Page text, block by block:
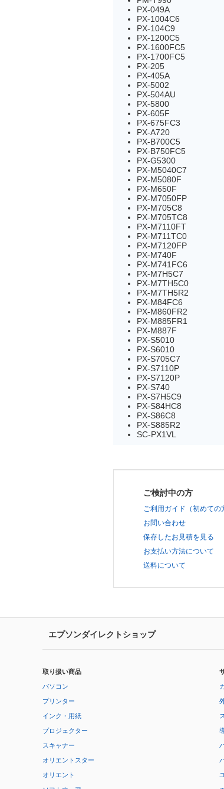
PX-049A
PX-1004C6
PX-104C9
PX-1200C5
PX-1600FC5
PX-1700FC5
PX-205
PX-405A
PX-5002
PX-504AU
PX-5800
PX-605F
PX-675FC3
PX-A720
PX-B700C5
PX-B750FC5
PX-G5300
PX-M5040C7
PX-M5080F
PX-M650F
PX-M7050FP
PX-M705C8
PX-M705TC8
PX-M7110FT
PX-M711TC0
PX-M7120FP
PX-M740F
PX-M741FC6
PX-M7H5C7
PX-M7TH5C0
PX-M7TH5R2
PX-M84FC6
PX-M860FR2
PX-M885FR1
PX-M887F
PX-S5010
PX-S6010
PX-S705C7
PX-S7110P
PX-S7120P
PX-S740
PX-S7H5C9
PX-S84HC8
PX-S86C8
PX-S885R2
SC-PX1VL
ご検討中の方
ご利用ガイド（初めての
お問い合わせ
保存したお見積を見る
お支払い方法について
送料について
エプソンダイレクトショップ
取り扱い商品
パソコン
プリンター
インク・用紙
プロジェクター
スキャナー
オリエントスター
オリエント